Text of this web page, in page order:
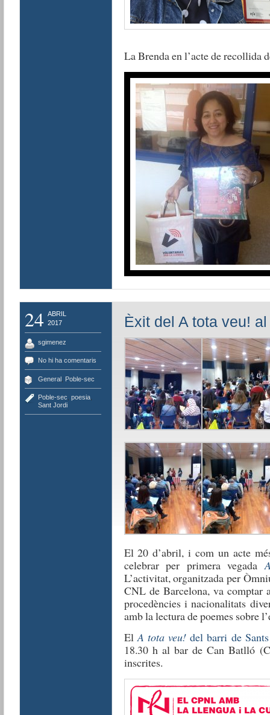
La Brenda en l’acte de recollida
24 ABRIL
2017
sgimenez
No hi ha comentaris
General, Poble-sec
Poble-sec poesia,
Sant Jordi
Èxit del A tota veu!
El 20 d’abril, i com un acte
celebrar per primera vegada
L’activitat, organitzada per
CNL de Barcelona, va
procedències i nacionalitats
amb la lectura de poemes sobre
ElA tota veu! del barri de Sants
18.30 h al bar de Can Batlló
inscrites.